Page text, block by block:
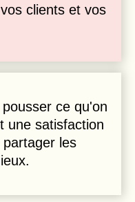
clients et vos
ce qu'on
une satisfaction
les